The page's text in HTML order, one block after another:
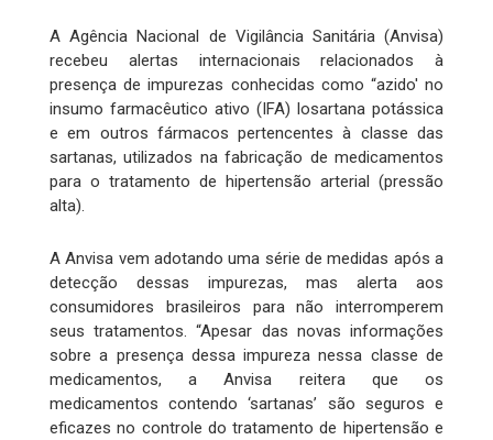
A Agência Nacional de Vigilância Sanitária (Anvisa)
recebeu alertas internacionais relacionados à
presença de impurezas conhecidas como “azido' no
insumo farmacêutico ativo (IFA) losartana potássica
e em outros fármacos pertencentes à classe das
sartanas, utilizados na fabricação de medicamentos
para o tratamento de hipertensão arterial (pressão
alta).
A Anvisa vem adotando uma série de medidas após a
detecção dessas impurezas, mas alerta aos
consumidores brasileiros para não interromperem
seus tratamentos. “Apesar das novas informações
sobre a presença dessa impureza nessa classe de
medicamentos, a Anvisa reitera que os
medicamentos contendo ‘sartanas’ são seguros e
eficazes no controle do tratamento de hipertensão e